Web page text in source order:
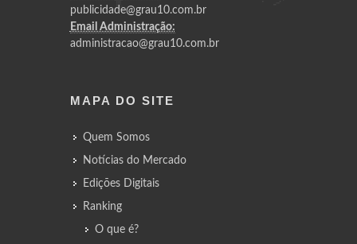
publicidade@grau10.com.br
Email Administração:
administracao@grau10.com.br
MAPA DO SITE
Quem Somos
Notícias do Mercado
Edições Digitais
Ranking
O que é?